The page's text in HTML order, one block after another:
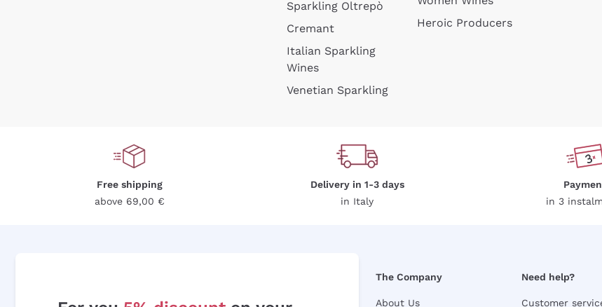
Sparkling Oltrepò
Cremant
Italian Sparkling
Wines
Venetian Sparkling
Heroic Producers
Free shipping
above 69,00 €
Delivery in 1-3 days
in Italy
in 3
The Company
About Us
Need help?
Customer